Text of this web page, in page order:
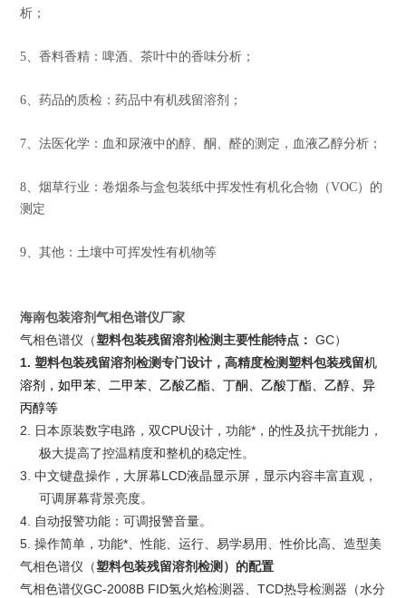
析；
5、香料香精：啤酒、茶叶中的香味分析；
6、药品的质检：药品中有机残留溶剂；
7、法医化学：血和尿液中的醇、酮、醛的测定，血液乙醇分析；
8、烟草行业：卷烟条与盒包装纸中挥发性有机化合物（VOC）的
测定
9、其他：土壤中可挥发性有机物等
海南包装溶剂气相色谱仪厂家
气相色谱仪（塑料包装残留溶剂检测主要性能特点： GC）
1.塑料包装残留溶剂检测专门设计，高精度检测塑料包装残留机
溶剂，如甲苯、二甲苯、乙酸乙酯、丁酮、乙酸丁酯、乙醇、异
丙醇等
2. 日本原装数字电路，双CPU设计，功能*，的性及抗干扰能力，
极大提高了控温精度和整机的稳定性。
3. 中文键盘操作，大屏幕LCD液晶显示屏，显示内容丰富直观，
可调屏幕背景亮度。
4. 自动报警功能：可调报警音量。
5. 操作简单，功能*、性能、运行、易学易用、性价比高、造型美
气相色谱仪（塑料包装残留溶剂检测）的配置
气相色谱仪GC-2008B FID氢火焰检测器、TCD热导检测器（水分